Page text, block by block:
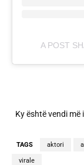
A POST
A është prishur
TAGS aktori
virale